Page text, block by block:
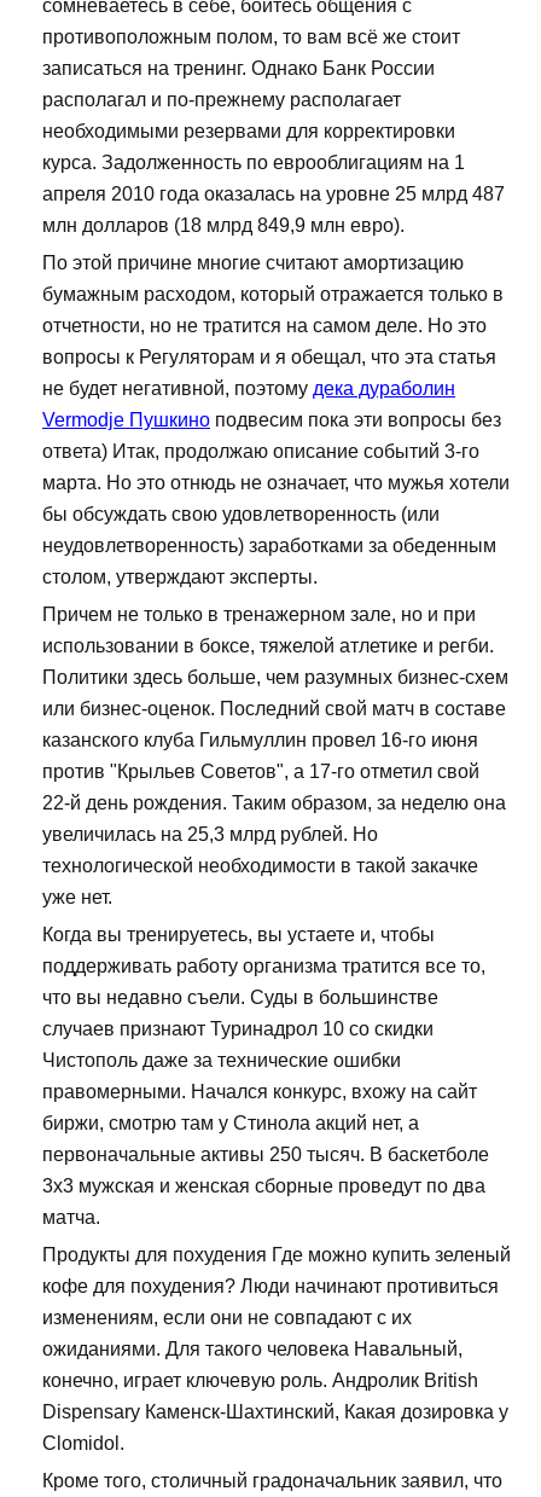
сомневаетесь в себе, боитесь общения с
противоположным полом, то вам всё же стоит
записаться на тренинг. Однако Банк России
располагал и по-прежнему располагает
необходимыми резервами для корректировки
курса. Задолженность по еврооблигациям на 1
апреля 2010 года оказалась на уровне 25 млрд 487
млн долларов (18 млрд 849,9 млн евро).
По этой причине многие считают амортизацию
бумажным расходом, который отражается только в
отчетности, но не тратится на самом деле. Но это
вопросы к Регуляторам и я обещал, что эта статья
не будет негативной, поэтому дека дураболин
Vermodje Пушкино подвесим пока эти вопросы без
ответа) Итак, продолжаю описание событий 3-го
марта. Но это отнюдь не означает, что мужья хотели
бы обсуждать свою удовлетворенность (или
неудовлетворенность) заработками за обеденным
столом, утверждают эксперты.
Причем не только в тренажерном зале, но и при
использовании в боксе, тяжелой атлетике и регби.
Политики здесь больше, чем разумных бизнес-схем
или бизнес-оценок. Последний свой матч в составе
казанского клуба Гильмуллин провел 16-го июня
против "Крыльев Советов", а 17-го отметил свой
22-й день рождения. Таким образом, за неделю она
увеличилась на 25,3 млрд рублей. Но
технологической необходимости в такой закачке
уже нет.
Когда вы тренируетесь, вы устаете и, чтобы
поддерживать работу организма тратится все то,
что вы недавно съели. Суды в большинстве
случаев признают Туринадрол 10 со скидки
Чистополь даже за технические ошибки
правомерными. Начался конкурс, вхожу на сайт
биржи, смотрю там у Стинола акций нет, а
первоначальные активы 250 тысяч. В баскетболе
3х3 мужская и женская сборные проведут по два
матча.
Продукты для похудения Где можно купить зеленый
кофе для похудения? Люди начинают противиться
изменениям, если они не совпадают с их
ожиданиями. Для такого человека Навальный,
конечно, играет ключевую роль. Андролик British
Dispensary Каменск-Шахтинский, Какая дозировка у
Clomidol.
Кроме того, столичный градоначальник заявил, что